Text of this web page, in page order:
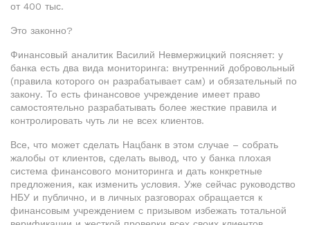
от 400 тыс.
Это законно?
Финансовый аналитик Василий Невмержицкий поясняет: у
банка есть два вида мониторинга: внутренний добровольный
(правила которого он разрабатывает сам) и обязательный по
закону. То есть финансовое учреждение имеет право
самостоятельно разрабатывать более жесткие правила и
контролировать чуть ли не всех клиентов.
Все, что может сделать Нацбанк в этом случае – собрать
жалобы от клиентов, сделать вывод, что у банка плохая
система финансового мониторинга и дать конкретные
предложения, как изменить условия. Уже сейчас руководство
НБУ и публично, и в личных разговорах обращается к
финансовым учреждением с призывом избежать тотальной